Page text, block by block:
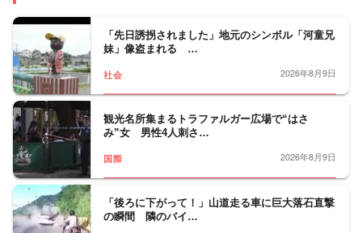
「先日誘拐されました」地元のシンボル「河童兄
妹」像盗まれる …
社会 2026年8月9日
観光名所集まるトラファルガー広場で“はさ
み”女 男性4人刺さ…
国際 2026年8月9日
「後ろに下がって！」山道走る車に巨大落石直撃
の瞬間 隣のバイ…